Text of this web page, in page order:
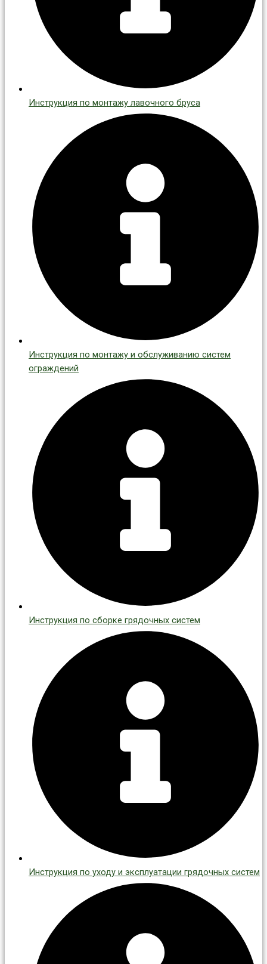
Инструкция по монтажу лавочного бруса
Инструкция по монтажу и обслуживанию систем
ограждений
Инструкция по сборке грядочных систем
Инструкция по уходу и эксплуатации грядочных систем